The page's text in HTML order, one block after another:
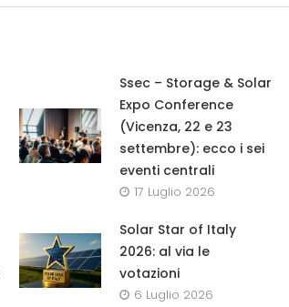
Ssec – Storage & Solar
Expo Conference
(Vicenza, 22 e 23
settembre): ecco i sei
eventi centrali
17 Luglio 2026
Solar Star of Italy
2026: al via le
votazioni
6 Luglio 2026